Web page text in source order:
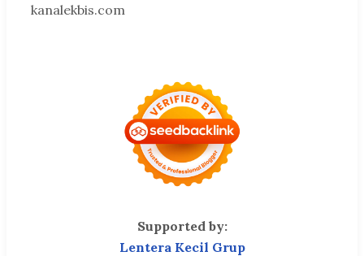
kanalekbis.com
Supported by:
Lentera Kecil Grup